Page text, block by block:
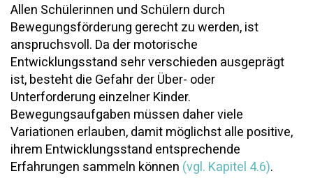
Allen Schülerinnen und Schülern durch
Bewegungsförderung gerecht zu werden, ist
anspruchsvoll. Da der motorische
Entwicklungsstand sehr verschieden ausgeprägt
ist, besteht die Gefahr der Über- oder
Unterforderung einzelner Kinder.
Bewegungsaufgaben müssen daher viele
Variationen erlauben, damit möglichst alle positive,
ihrem Entwicklungsstand entsprechende
Erfahrungen sammeln können (vgl. Kapitel 4.6).